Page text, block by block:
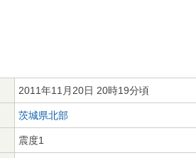
2011年11月20日 20時19分頃
茨城県北部
震度1